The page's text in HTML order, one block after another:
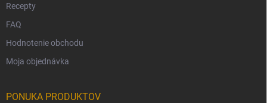
Recepty
FAQ
Hodnotenie obchodu
Moja objednávka
PONUKA PRODUKTOV